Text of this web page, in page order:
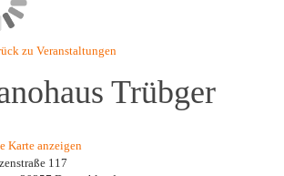
zu Veranstaltungen
Trübger
Karte anzeigen
117